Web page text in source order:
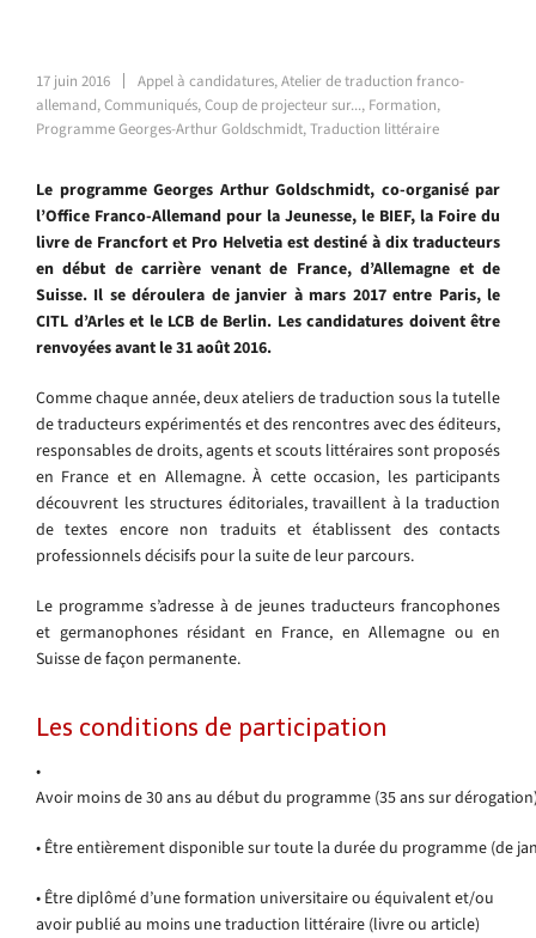
17 juin 2016 Appel à candidatures,Atelier de traduction franco-
allemand,Communiqués,Coup de projecteur sur..., Formation,
Programme Georges-Arthur Goldschmidt,Traduction littéraire
Le programme Georges Arthur Goldschmidt, co-organisé par
l’Office Franco-Allemand pour la Jeunesse, le BIEF, la Foire du
livre de Francfort et Pro Helvetia est destiné à dix traducteurs
en début de carrière venant de France, d’Allemagne et de
Suisse. Il se déroulera de janvier à mars 2017 entre Paris, le
CITL d’Arles et le LCB de Berlin. Les candidatures doivent être
renvoyées avant le 31 août 2016.
Comme chaque année, deux ateliers de traduction sous la tutelle
de traducteurs expérimentés et des rencontres avec des éditeurs,
responsables de droits, agents et scouts littéraires sont proposés
en France et en Allemagne. À cette occasion, les participants
découvrent les structures éditoriales, travaillent à la traduction
de textes encore non traduits et établissent des contacts
professionnels décisifs pour la suite de leur parcours.
Le programme s’adresse à de jeunes traducteurs francophones
et germanophones résidant en France, en Allemagne ou en
Suisse de façon permanente.
Les conditions de participation
•
Avoir moins de 30 ans au début du programme (35 ans sur
• Être entièrement disponible sur toute la durée du programme (de
• Être diplômé d’une formation universitaire ou équivalent et/ou
avoir publié au moins une traduction littéraire (livre ou article)